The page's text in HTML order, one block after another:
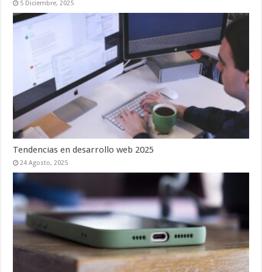
5 Diciembre, 2025
Tendencias en desarrollo web 2025
24 Agosto, 2025